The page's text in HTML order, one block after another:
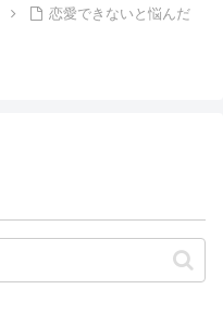
恋愛できないと悩んだ